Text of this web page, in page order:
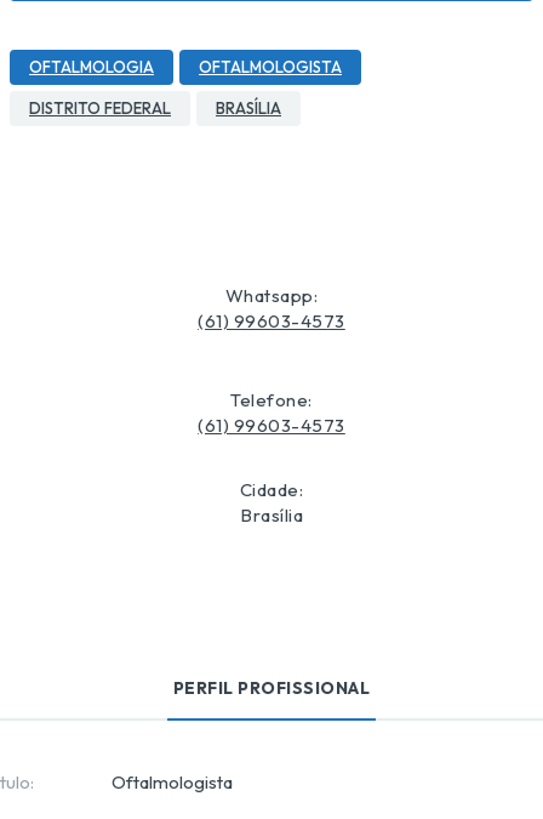
OFTALMOLOGIA OFTALMOLOGISTA
DISTRITO FEDERAL BRASÍLIA
Whatsapp:
(61) 99603-4573
Telefone:
(61) 99603-4573
Cidade:
Brasília
PERFIL PROFISSIONAL
Oftalmologista